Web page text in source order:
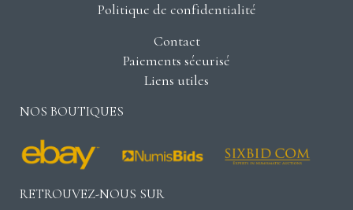
Politique de confidentialité
Contact
Paiements sécurisé
Liens utiles
NOS BOUTIQUES
RETROUVEZ-NOUS SUR